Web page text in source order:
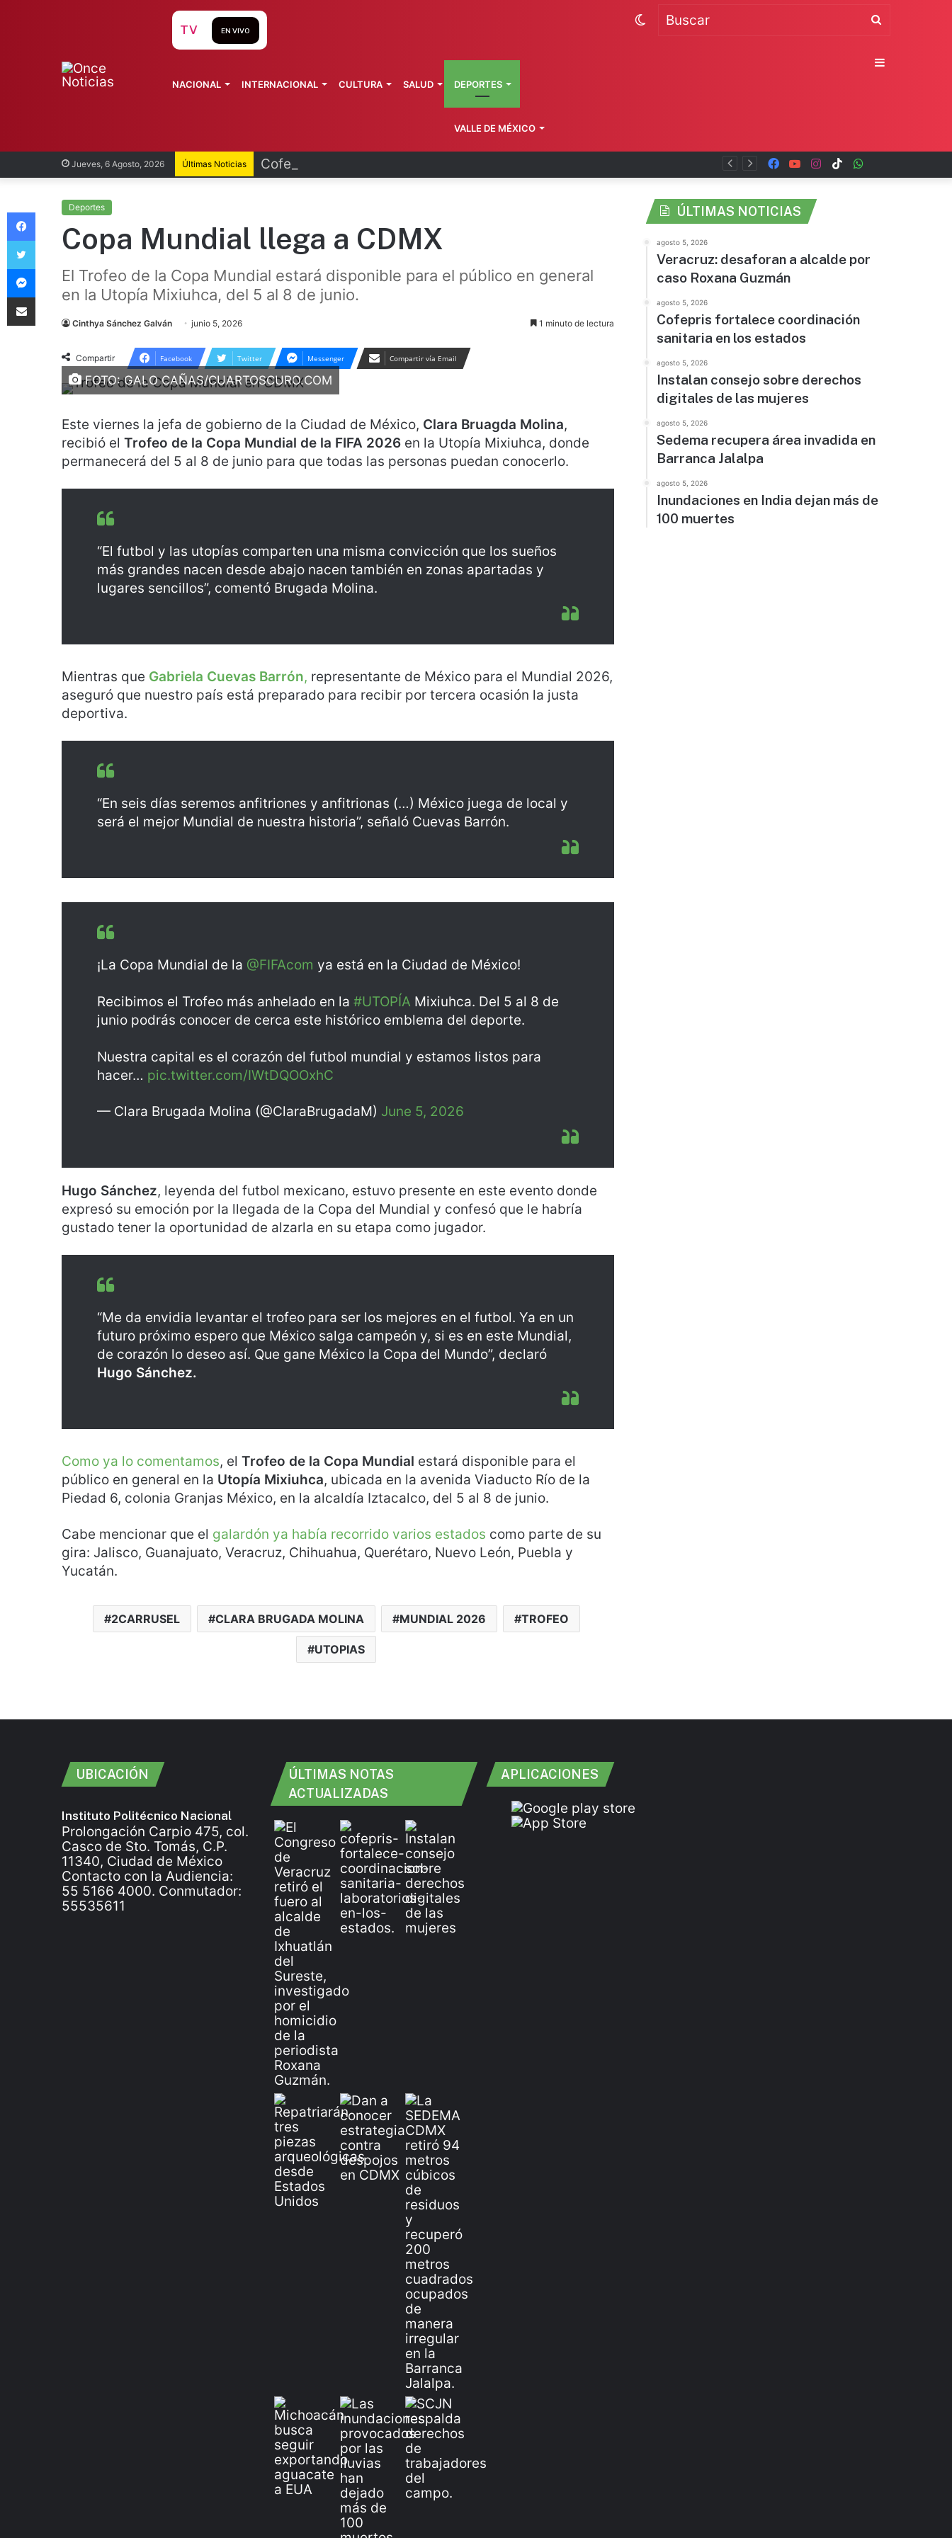
Jueves, 6 Agosto, 2026 Últimas Noticias Cofepris fortalece coordinación sanitaria en los estados TikTok
Instagram
YouTube
Facebook
TV EN VIVO
NACIONAL INTERNACIONAL CULTURA SALUD DEPORTES
VALLE DE MÉXICO
Buscar
Switch
Sidebar
Deportes
Copa Mundial llega a CDMX
El Trofeo de la Copa Mundial estará disponible para el público en general
en la Utopía Mixiuhca, del 5 al 8 de junio.
Cinthya Sánchez Galván junio 5, 2026 1 minuto de lectura
Compartir Facebook Twitter Messenger Compartir vía Email
FOTO: GALO CAÑAS/CUARTOSCURO.COM
Este viernes la jefa de gobierno de la Ciudad de México, Clara Bruagda Molina,
recibió el Trofeo de la Copa Mundial de la FIFA 2026 en la Utopía Mixiuhca, donde
permanecerá del 5 al 8 de junio para que todas las personas puedan conocerlo.
“El futbol y las utopías comparten una misma convicción que los sueños
más grandes nacen desde abajo nacen también en zonas apartadas y
lugares sencillos”, comentó Brugada Molina.
Mientras que Gabriela Cuevas Barrón, representante de México para el Mundial 2026,
aseguró que nuestro país está preparado para recibir por tercera ocasión la justa
deportiva.
“En seis días seremos anfitriones y anfitrionas (…) México juega de local y
será el mejor Mundial de nuestra historia”, señaló Cuevas Barrón.
¡La Copa Mundial de la @FIFAcom ya está en la Ciudad de México!
Recibimos el Trofeo más anhelado en la #UTOPÍA Mixiuhca. Del 5 al 8 de
junio podrás conocer de cerca este histórico emblema del deporte.
​Nuestra capital es el corazón del futbol mundial y estamos listos para
hacer… pic.twitter.com/IWtDQOOxhC
— Clara Brugada Molina (@ClaraBrugadaM) June 5, 2026
Hugo Sánchez, leyenda del futbol mexicano, estuvo presente en este evento donde
expresó su emoción por la llegada de la Copa del Mundial y confesó que le habría
gustado tener la oportunidad de alzarla en su etapa como jugador.
“Me da envidia levantar el trofeo para ser los mejores en el futbol. Ya en un
futuro próximo espero que México salga campeón y, si es en este Mundial,
de corazón lo deseo así. Que gane México la Copa del Mundo”, declaró
Hugo Sánchez.
Como ya lo comentamos, el Trofeo de la Copa Mundial estará disponible para el
público en general en la Utopía Mixiuhca, ubicada en la avenida Viaducto Río de la
Piedad 6, colonia Granjas México, en la alcaldía Iztacalco, del 5 al 8 de junio.
Cabe mencionar que el galardón ya había recorrido varios estados como parte de su
gira: Jalisco, Guanajuato, Veracruz, Chihuahua, Querétaro, Nuevo León, Puebla y
Yucatán.
2CARRUSEL CLARA BRUGADA MOLINA MUNDIAL 2026 TROFEO
UTOPIAS
ÚLTIMAS NOTICIAS
agosto 5, 2026
Veracruz: desaforan a alcalde por
caso Roxana Guzmán
agosto 5, 2026
Cofepris fortalece coordinación
sanitaria en los estados
agosto 5, 2026
Instalan consejo sobre derechos
digitales de las mujeres
agosto 5, 2026
Sedema recupera área invadida en
Barranca Jalalpa
agosto 5, 2026
Inundaciones en India dejan más de
100 muertes
UBICACIÓN
Instituto Politécnico Nacional
Prolongación Carpio 475, col.
Casco de Sto. Tomás, C.P.
11340, Ciudad de México
Contacto con la Audiencia:
55 5166 4000. Conmutador:
55535611
ÚLTIMAS NOTAS
ACTUALIZADAS
APLICACIONES
Facebook
Twitter
Messenger
Compartir vía Email